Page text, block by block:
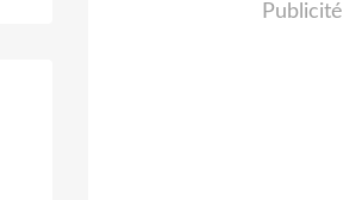
Publicité